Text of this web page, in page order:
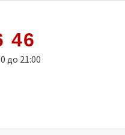
46
до 21:00